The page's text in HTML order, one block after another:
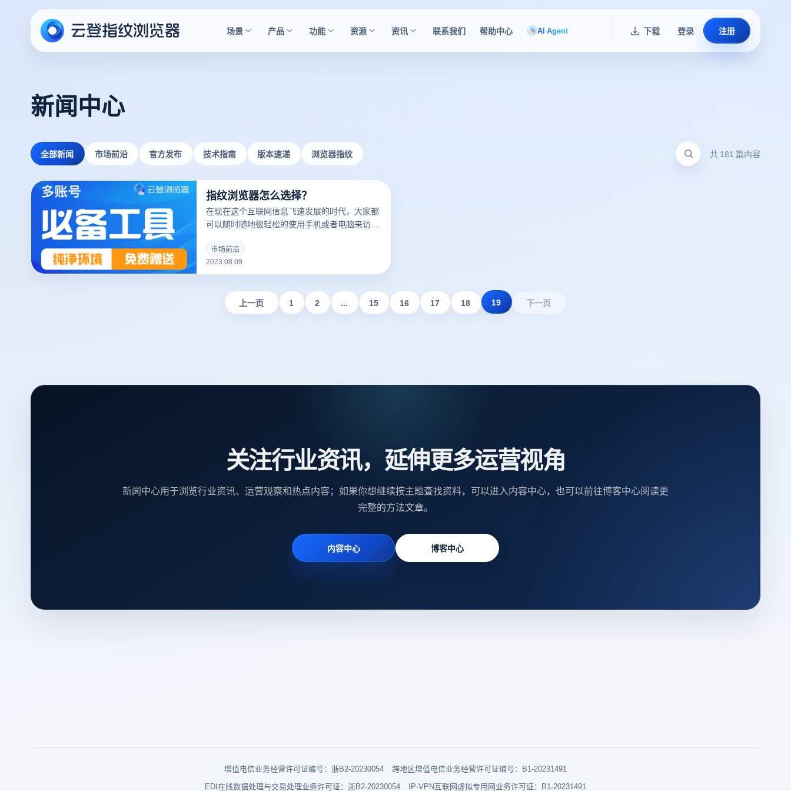
场景 产品 功能 资源 资讯 联系我们 帮助中心 AI Agent 下载 登录 注册
新闻中心
全部新闻 市场前沿 官方发布 技术指南 版本速递 浏览器指纹 共 181 篇内容
指纹浏览器怎么选择？
在现在这个互联网信息飞速发展的时代，大家都
可以随时随地很轻松的使用手机或者电脑来访问
是用普通的浏览器来操作的话可能会暴露自己的
一些身份信息，这时候就需要用到指纹浏览器
了，下面我们就来说说指纹浏览器怎么选择。
市场前沿
2023.08.09
上一页 1 2 ... 15 16 17 18 19 下一页
关注行业资讯，延伸更多运营视角
新闻中心用于浏览行业资讯、运营观察和热点内容；如果你想继续按主题查找资料，可以进入内容中心，也可以前往博客中心阅读更
完整的方法文章。
内容中心 博客中心
增值电信业务经营许可证编号：浙B2-20230054
跨地区增值电信业务经营许可证编号：B1-20231491
EDI在线数据处理与交易处理业务许可证：浙B2-20230054
IP-VPN互联网虚拟专用网业务许可证：B1-20231491